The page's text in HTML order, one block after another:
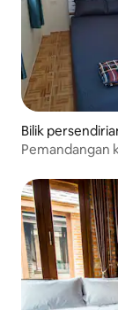
Bilik
Pemandangan